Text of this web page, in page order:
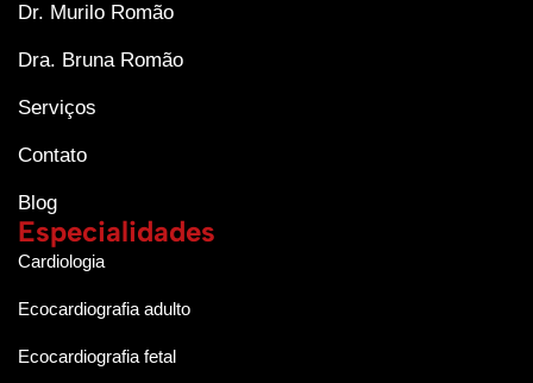
Dr. Murilo Romão
Dra. Bruna Romão
Serviços
Contato
Blog
Especialidades
Cardiologia
Ecocardiografia adulto
Ecocardiografia fetal